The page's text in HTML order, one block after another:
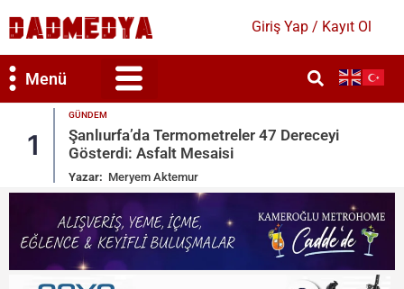
Giriş Yap / Kayıt Ol
Menü
2
Temizliğe Dikkat Etmeyen Eş
Tam Kusurlu Sayıldı
Yazar: